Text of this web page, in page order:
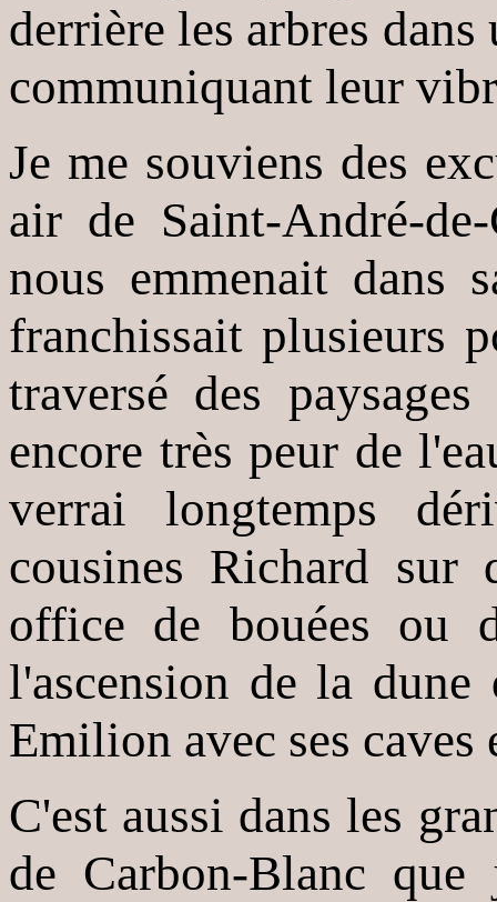
derrière les arbres
communiquant leur
Je me souviens des
air de Saint-André-
nous emmenait dans
franchissait plusieurs
traversé des
encore très peur de
verrai longtemps
cousines Richard sur
office de bouées ou
l'ascension de la
Emilion avec ses caves
C'est aussi dans les
de Carbon-Blanc